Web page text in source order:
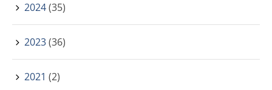
2024(35)
2023(36)
2021 (2)